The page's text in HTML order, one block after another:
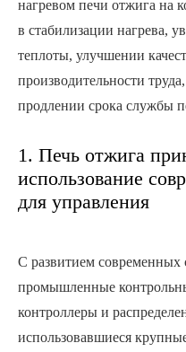
нагревом печи отжига на
в стабилизации нагрева,
теплоты, улучшении
производительности
продлении срока службы
1. Печь отжига
использование
для управления
С развитием современных
промышленные
контроллеры и
использовавшиеся